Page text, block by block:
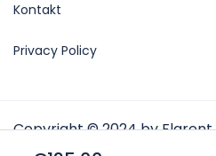
Kontakt
Privacy Policy
Copyright © 2024 by Flarent